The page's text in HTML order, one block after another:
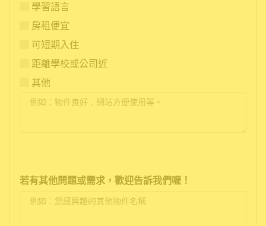
學習語言
房租便宜
可短期入住
距離學校或公司近
其他
若有其他問題或需求，歡迎告訴我們喔！